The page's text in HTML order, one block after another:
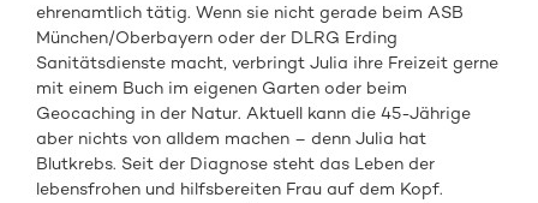
ehrenamtlich tätig. Wenn sie nicht gerade beim ASB
München/Oberbayern oder der DLRG Erding
Sanitätsdienste macht, verbringt Julia ihre Freizeit gerne
mit einem Buch im eigenen Garten oder beim
Geocaching in der Natur. Aktuell kann die 45-Jährige
aber nichts von alldem machen – denn Julia hat
Blutkrebs. Seit der Diagnose steht das Leben der
lebensfrohen und hilfsbereiten Frau auf dem Kopf.